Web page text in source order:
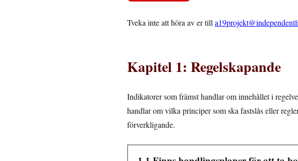
Tveka inte att höra av er till
Kapitel 1: Regelskapande
Indikatorer som främst handlar om innehållet i
handlar om vilka principer som ska fastslås eller
förverkligande.